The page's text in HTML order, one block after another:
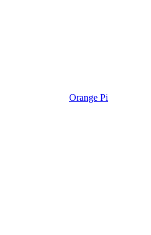
Orange Pi